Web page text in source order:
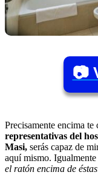
📷
Precisamente encima te
representativas del
Masi, serás capaz de
aquí mismo. Igualmente
el ratón encima de éstas